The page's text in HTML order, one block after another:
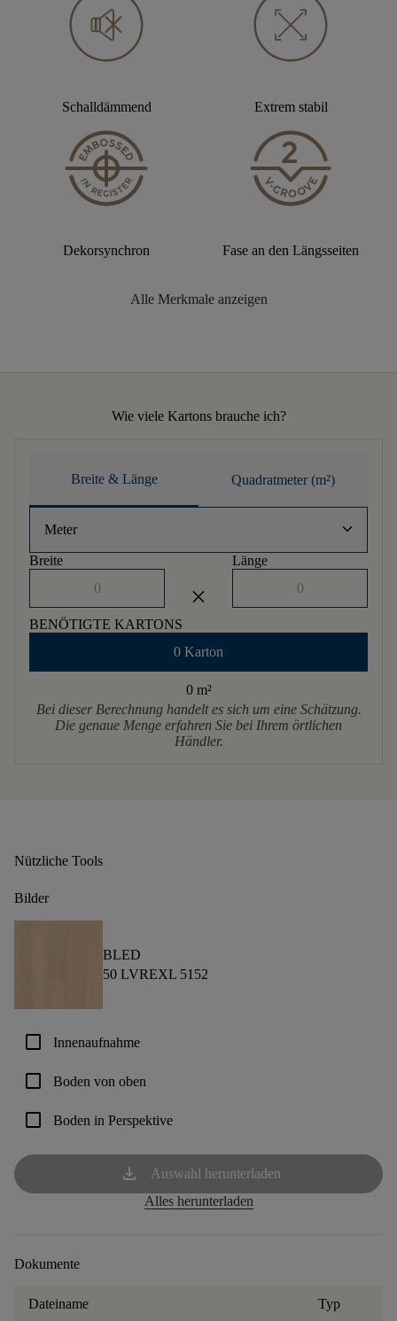
Schalldämmend Extrem stabil
Dekorsynchron Fase an den Längsseiten
Alle Merkmale anzeigen
Nützliche Tools
Bilder
BLED
50 LVREXL 5152
check_box_outline_blank Innenaufnahme
check_box_outline_blank Boden von oben
check_box_outline_blank Boden in Perspektive
download
Auswahl herunterladen
Alles herunterladen
Dokumente
Dateiname Typ
Wie viele Kartons brauche ich?
Breite & Länge Quadratmeter (m²)
Meter keyboard_arrow_down
Breite
close
Länge
BENÖTIGTE KARTONS
0 Karton
0 m²
Bei dieser Berechnung handelt es sich um eine Schätzung.
Die genaue Menge erfahren Sie bei Ihrem örtlichen
Händler.